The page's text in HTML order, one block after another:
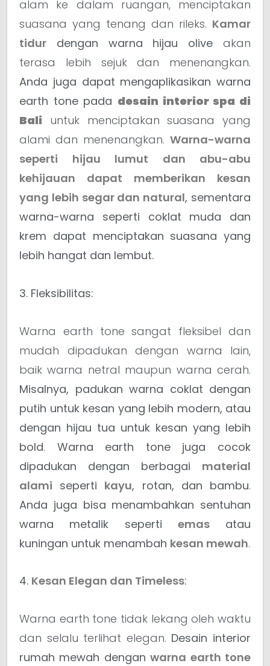
alam ke dalam ruangan, menciptakan
suasana yang tenang dan rileks. Kamar
tidur dengan warna hijau olive akan
terasa lebih sejuk dan menenangkan.
Anda juga dapat mengaplikasikan warna
earth tone pada desain interior spa di
Bali untuk menciptakan suasana yang
alami dan menenangkan. Warna-warna
seperti hijau lumut dan abu-abu
kehijauan dapat memberikan kesan
yang lebih segar dan natural, sementara
warna-warna seperti coklat muda dan
krem dapat menciptakan suasana yang
lebih hangat dan lembut.
3. Fleksibilitas:
Warna earth tone sangat fleksibel dan
mudah dipadukan dengan warna lain,
baik warna netral maupun warna cerah.
Misalnya, padukan warna coklat dengan
putih untuk kesan yang lebih modern, atau
dengan hijau tua untuk kesan yang lebih
bold. Warna earth tone juga cocok
dipadukan dengan berbagai material
alami seperti kayu, rotan, dan bambu.
Anda juga bisa menambahkan sentuhan
warna metalik seperti emasatau
kuningan untuk menambah kesan mewah.
4. Kesan Elegan dan Timeless:
Warna earth tone tidak lekang oleh waktu
dan selalu terlihat elegan. Desain interior
rumah mewah denganwarna earth tone